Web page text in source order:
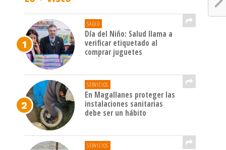
SALUD
Día del Niño: Salud llama a
verificar etiquetado al
comprar juguetes
SERVICIOS
En Magallanes proteger las
instalaciones sanitarias
debe ser un hábito
SERVICIOS